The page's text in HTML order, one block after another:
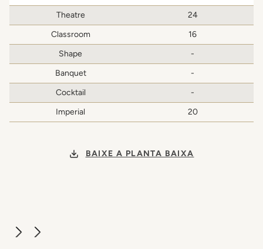
Theatre
24
Classroom
16
Shape
-
Banquet
-
Cocktail
-
Imperial
20
BAIXE A PLANTA BAIXA